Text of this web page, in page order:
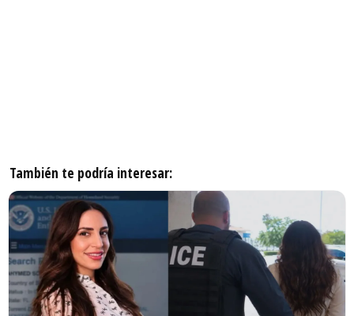
También te podría interesar: